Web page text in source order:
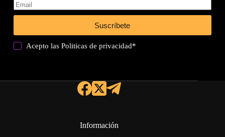
Suscríbete
Acepto lasPoliticas de privacidad*
Información